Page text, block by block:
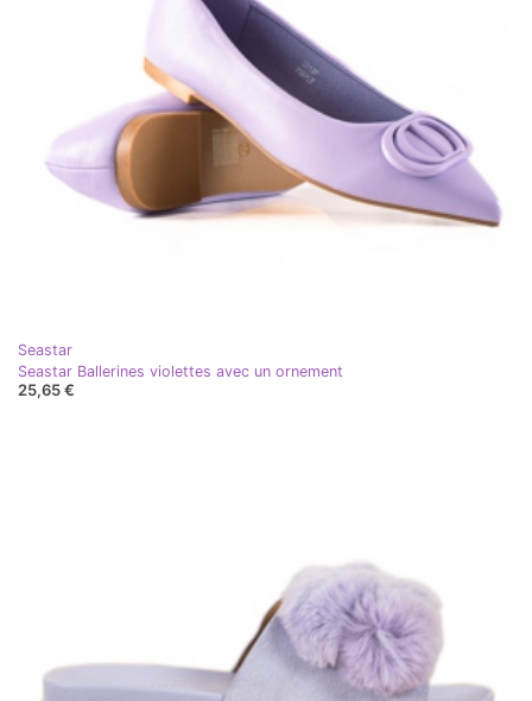
Seastar
Seastar Ballerines violettes avec un ornement
25,65 €